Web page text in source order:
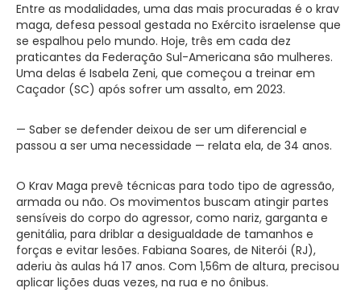
Entre as modalidades, uma das mais procuradas é o krav
maga, defesa pessoal gestada no Exército israelense que
se espalhou pelo mundo. Hoje, três em cada dez
praticantes da Federação Sul-Americana são mulheres.
Uma delas é Isabela Zeni, que começou a treinar em
Caçador (SC) após sofrer um assalto, em 2023.
— Saber se defender deixou de ser um diferencial e
passou a ser uma necessidade — relata ela, de 34 anos.
O Krav Maga prevê técnicas para todo tipo de agressão,
armada ou não. Os movimentos buscam atingir partes
sensíveis do corpo do agressor, como nariz, garganta e
genitália, para driblar a desigualdade de tamanhos e
forças e evitar lesões. Fabiana Soares, de Niterói (RJ),
aderiu às aulas há 17 anos. Com 1,56m de altura, precisou
aplicar lições duas vezes, na rua e no ônibus.